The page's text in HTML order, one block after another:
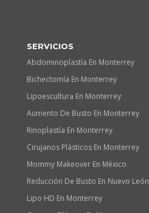
SERVICIOS
Abdominoplastía En Monterrey
Bichectomía En Monterrey
Lipoescultura En Monterrey
Aumento De Busto En Monterrey
Rinoplastía En Monterrey
Cirujanos Plásticos En Monterrey
Mommy Makeover En México
Reducción De Busto En Nuevo León
Lipo HD En Monterrey